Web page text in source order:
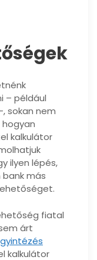
– például
sokan nem
kalkulátor
ilyen lépés,
bank más
fiatal
árt
kalkulátor